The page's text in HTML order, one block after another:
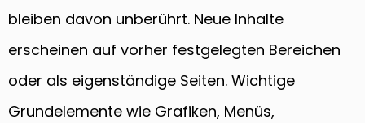
bleiben davon unberührt. Neue Inhalte
erscheinen auf vorher festgelegten Bereichen
oder als eigenständige Seiten. Wichtige
Grundelemente wie Grafiken, Menüs,